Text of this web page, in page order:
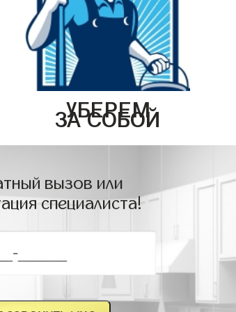
УБЕРЕМ
ЗА СОБОЙ
вызов или
специалиста!